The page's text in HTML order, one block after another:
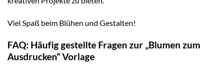
Viel Spaß beim Blühen und Gestalten!
FAQ: Häufig gestellte Fragen zur „Blumen zum
Ausdrucken“ Vorlage